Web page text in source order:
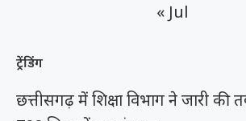
« Jul
ट्रेंडिंग
छत्तीसगढ़ में शिक्षा विभाग ने जारी की